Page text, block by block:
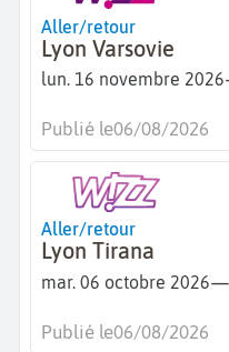
Aller/retour
Lyon Varsovie
lun. 16 novembre 2026
Publié le06/08/2026
Aller/retour
Lyon Tirana
mar. 06 octobre 2026—
Publié le06/08/2026